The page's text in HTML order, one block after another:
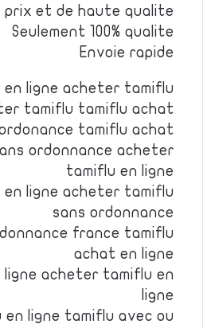
prix et de haute qualite
Seulement 100% qualite
Envoie rapide
ligne acheter tamiflu
tamiflu tamiflu achat
tamiflu achat
ordonnance acheter
tamiflu en ligne
ligne acheter tamiflu
sans ordonnance
france tamiflu
achat en ligne
acheter tamiflu en
ligne
ligne tamiflu avec ou